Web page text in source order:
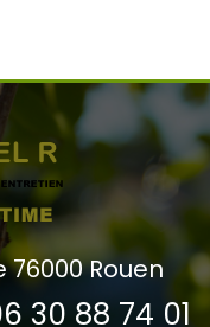
Rouen
30 88 74 01